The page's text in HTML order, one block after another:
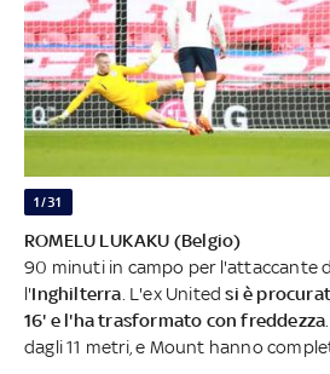
1/31
ROMELU LUKAKU (Belgio)
90 minuti in campo per l'attaccante
l'Inghilterra . L'ex Unitedsi è
16' e l'ha trasformato con freddezza
dagli 11 metri, e Mount hanno